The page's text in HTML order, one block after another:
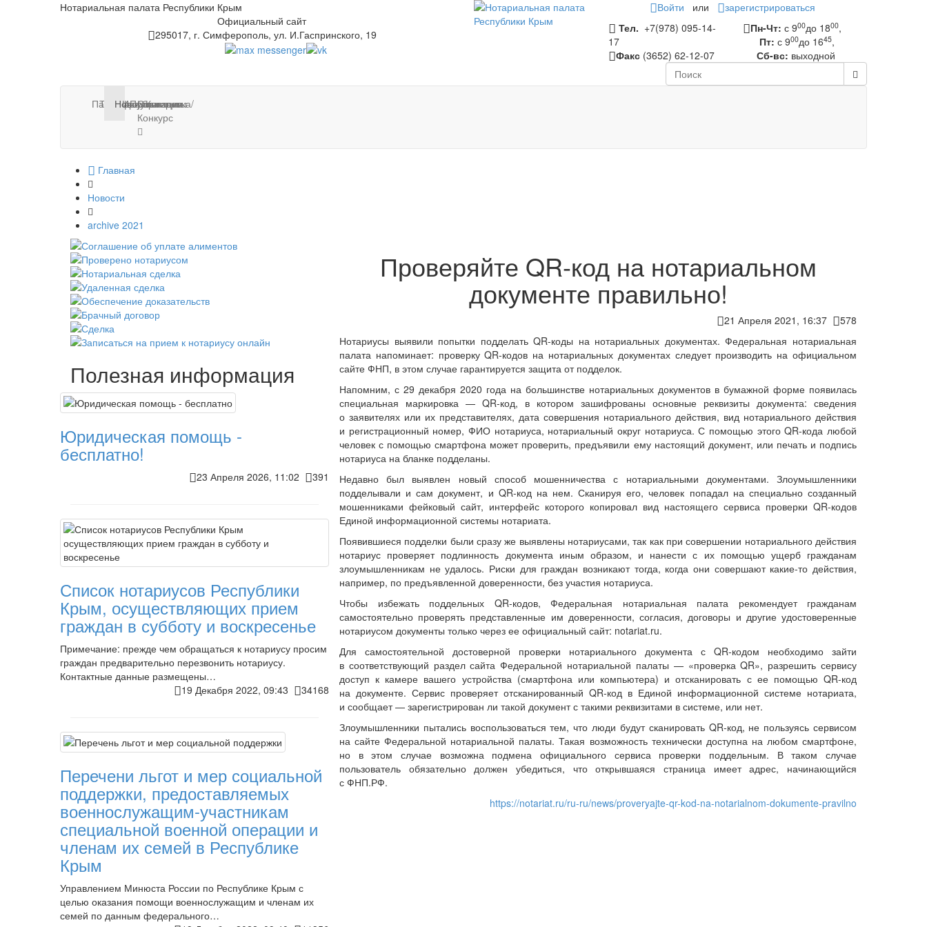
Нотариальная палата Республики Крым
Официальный сайт
295017, г. Симферополь, ул. И.Гаспринского, 19
Войти или
зарегистрироваться
Тел. +7(978) 095-14-
17
Факс (3652) 62-12-07
Пн-Чт: с 900до 1800,
Пт: с 900до 1645,
Сб-вс: выходной
Палата
Тарифы
Нотариусы
Новости
Информация
Публикации
Стажировка/
Конкурс
Контакты
Главная
Новости
archive 2021
Проверяйте QR-код на нотариальном
документе правильно!
21 Апреля 2021, 16:37
578
Нотариусы выявили попытки подделать QR-коды на нотариальных документах. Федеральная нотариальная
палата напоминает: проверку QR-кодов на нотариальных документах следует производить на официальном
сайте ФНП, в этом случае гарантируется защита от подделок.
Напомним, с 29 декабря 2020 года на большинстве нотариальных документов в бумажной форме появилась
специальная маркировка — QR-код, в котором зашифрованы основные реквизиты документа: сведения
о заявителях или их представителях, дата совершения нотариального действия, вид нотариального действия
и регистрационный номер, ФИО нотариуса, нотариальный округ нотариуса. С помощью этого QR-кода любой
человек с помощью смартфона может проверить, предъявили ему настоящий документ, или печать и подпись
нотариуса на бланке подделаны.
Недавно был выявлен новый способ мошенничества с нотариальными документами. Злоумышленники
подделывали и сам документ, и QR-код на нем. Сканируя его, человек попадал на специально созданный
мошенниками фейковый сайт, интерфейс которого копировал вид настоящего сервиса проверки QR-кодов
Единой информационной системы нотариата.
Появившиеся подделки были сразу же выявлены нотариусами, так как при совершении нотариального действия
нотариус проверяет подлинность документа иным образом, и нанести с их помощью ущерб гражданам
злоумышленникам не удалось. Риски для граждан возникают тогда, когда они совершают какие-то действия,
например, по предъявленной доверенности, без участия нотариуса.
Чтобы избежать поддельных QR-кодов, Федеральная нотариальная палата рекомендует гражданам
самостоятельно проверять представленные им доверенности, согласия, договоры и другие удостоверенные
нотариусом документы только через ее официальный сайт: notariat.ru.
Для самостоятельной достоверной проверки нотариального документа с QR-кодом необходимо зайти
в соответствующий раздел сайта Федеральной нотариальной палаты — «проверка QR», разрешить сервису
доступ к камере вашего устройства (смартфона или компьютера) и отсканировать с ее помощью QR-код
на документе. Сервис проверяет отсканированный QR-код в Единой информационной системе нотариата,
и сообщает — зарегистрирован ли такой документ с такими реквизитами в системе, или нет.
Злоумышленники пытались воспользоваться тем, что люди будут сканировать QR-код, не пользуясь сервисом
на сайте Федеральной нотариальной палаты. Такая возможность технически доступна на любом смартфоне,
но в этом случае возможна подмена официального сервиса проверки поддельным. В таком случае
пользователь обязательно должен убедиться, что открывшаяся страница имеет адрес, начинающийся
с ФНП.РФ.
https://notariat.ru/ru-ru/news/proveryajte-qr-kod-na-notarialnom-dokumente-pravilno
Полезная информация
Юридическая помощь -
бесплатно!
23 Апреля 2026, 11:02 391
Список нотариусов Республики
Крым, осуществляющих прием
граждан в субботу и воскресенье
Примечание: прежде чем обращаться к нотариусу просим
граждан предварительно перезвонить нотариусу.
Контактные данные размещены…
19 Декабря 2022, 09:43
34168
Перечени льгот и мер социальной
поддержки, предоставляемых
военнослужащим-участникам
специальной военной операции и
членам их семей в Республике
Крым
Управлением Минюста России по Республике Крым с
целью оказания помощи военнослужащим и членам их
семей по данным федерального…